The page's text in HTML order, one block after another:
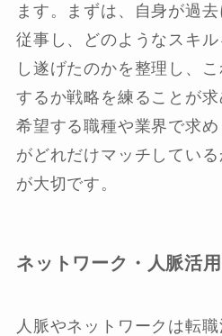
ます。まずは、自身が過
従事し、どのようなスキ
し遂げたのかを整理し、
するか戦略を練ることが求
希望する職種や業界で求
がどれだけマッチしてい
が大切です。
ネットワーク・人脈活
人脈やネットワークは転